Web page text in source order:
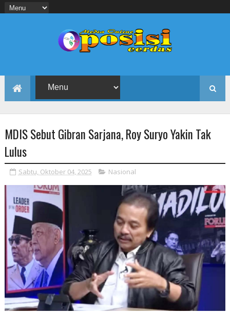
MDIS Sebut Gibran Sarjana, Roy Suryo Yakin Tak
Lulus
Sabtu, Oktober 04, 2025 Nasional